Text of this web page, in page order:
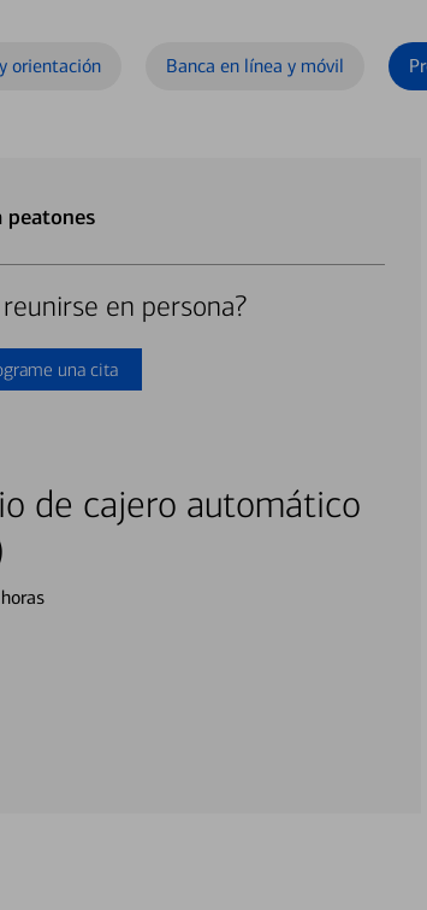
orientación Banca en línea y móvil
peatones
en persona?
una cita
de cajero automático